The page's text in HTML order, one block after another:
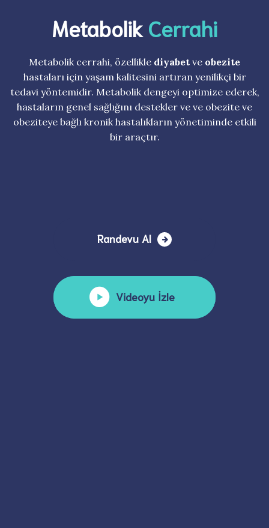
Metabolik Cerrahi
Metabolik cerrahi, özellikle diyabet ve obezite
hastaları için yaşam kalitesini artıran yenilikçi bir
tedavi yöntemidir. Metabolik dengeyi optimize ederek,
hastaların genel sağlığını destekler ve ve obezite ve
obeziteye bağlı kronik hastalıkların yönetiminde etkili
bir araçtır.
Randevu Al
Videoyu İzle